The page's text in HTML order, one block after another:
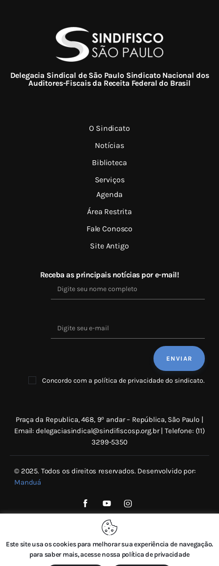
Delegacia Sindical de São Paulo Sindicato Nacional dos
Auditores-Fiscais da Receita Federal do Brasil
O Sindicato
Notícias
Biblioteca
Serviços
Agenda
Área Restrita
Fale Conosco
Site Antigo
Receba as principais notícias por e-mail!
Concordo com a política de privacidade do sindicato.
Praça da Republica, 468, 9o andar – República, São Paulo |
Email: delegaciasindical@sindifiscosp.org.br | Telefone: (11)
3299-5350
© 2025. Todos os direitos reservados. Desenvolvido por:
Manduá
Este site usa os cookies para melhorar sua experiência de navegação.
para saber mais, acesse nossa política de privacidade